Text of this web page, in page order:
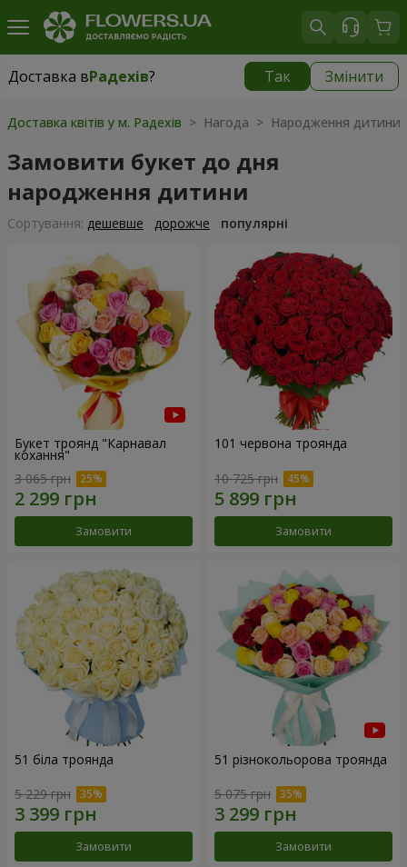
Доставка вРадехів? Так Змінити
Доставка вРадехів|
Доставка квітів у м. Радехів > Нагода > Народження дитини
Замовити букет до дня
народження дитини
Сортування: дешевше дорожче популярні
Букет троянд "Карнавал
кохання"
3 065 грн
Замовити
101 червона троянда
10 725 грн
Замовити
51 біла троянда
5 229 грн
Замовити
51 різнокольорова троянда
5 075 грн
Замовити